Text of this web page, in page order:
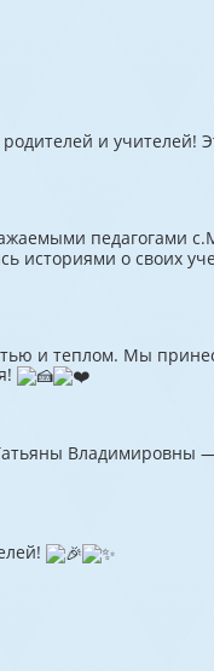
и учителей!
педагогами
о своих
и теплом. Мы
Владимировны